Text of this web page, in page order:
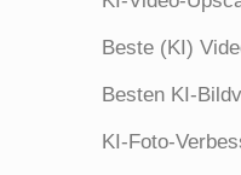
Beste (KI)
Besten KI-
KI-Foto-